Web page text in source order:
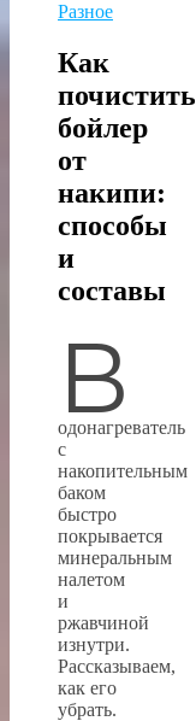
Разное
Как
почистить
бойлер
от
накипи:
способы
и
составы
В
одонагреватель
с
накопительным
баком
быстро
покрывается
минеральным
налетом
и
ржавчиной
изнутри.
Рассказываем,
как его
убрать.